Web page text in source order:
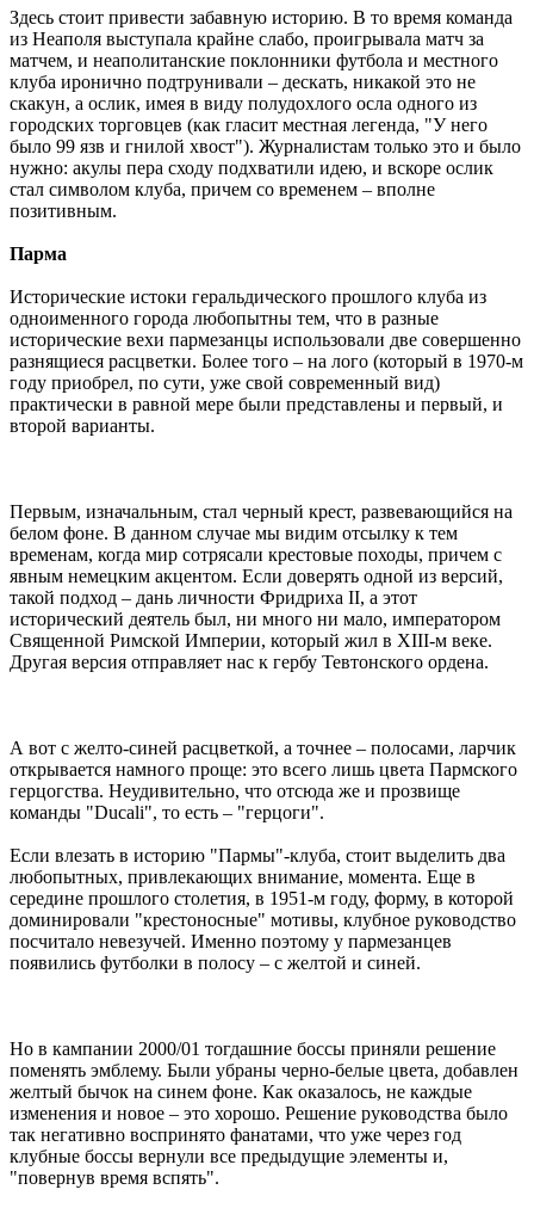
Здесь стоит привести забавную историю. В то время команда
из Неаполя выступала крайне слабо, проигрывала матч за
матчем, и неаполитанские поклонники футбола и местного
клуба иронично подтрунивали – дескать, никакой это не
скакун, а ослик, имея в виду полудохлого осла одного из
городских торговцев (как гласит местная легенда, "У него
было 99 язв и гнилой хвост"). Журналистам только это и было
нужно: акулы пера сходу подхватили идею, и вскоре ослик
стал символом клуба, причем со временем – вполне
позитивным.
Парма
Исторические истоки геральдического прошлого клуба из
одноименного города любопытны тем, что в разные
исторические вехи пармезанцы использовали две совершенно
разнящиеся расцветки. Более того – на лого (который в 1970-м
году приобрел, по сути, уже свой современный вид)
практически в равной мере были представлены и первый, и
второй варианты.
Первым, изначальным, стал черный крест, развевающийся на
белом фоне. В данном случае мы видим отсылку к тем
временам, когда мир сотрясали крестовые походы, причем с
явным немецким акцентом. Если доверять одной из версий,
такой подход – дань личности Фридриха II, а этот
исторический деятель был, ни много ни мало, императором
Священной Римской Империи, который жил в XIII-м веке.
Другая версия отправляет нас к гербу Тевтонского ордена.
А вот с желто-синей расцветкой, а точнее – полосами, ларчик
открывается намного проще: это всего лишь цвета Пармского
герцогства. Неудивительно, что отсюда же и прозвище
команды "Ducali", то есть – "герцоги".
Если влезать в историю "Пармы"-клуба, стоит выделить два
любопытных, привлекающих внимание, момента. Еще в
середине прошлого столетия, в 1951-м году, форму, в которой
доминировали "крестоносные" мотивы, клубное руководство
посчитало невезучей. Именно поэтому у пармезанцев
появились футболки в полосу – с желтой и синей.
Но в кампании 2000/01 тогдашние боссы приняли решение
поменять эмблему. Были убраны черно-белые цвета, добавлен
желтый бычок на синем фоне. Как оказалось, не каждые
изменения и новое – это хорошо. Решение руководства было
так негативно воспринято фанатами, что уже через год
клубные боссы вернули все предыдущие элементы и,
"повернув время вспять".